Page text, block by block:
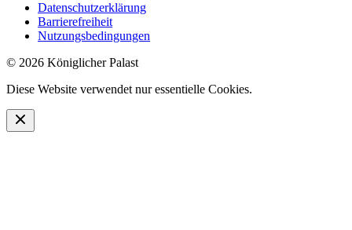
Datenschutzerklärung
Barrierefreiheit
Nutzungsbedingungen
© 2026 Königlicher Palast
Diese Website verwendet nur essentielle Cookies.